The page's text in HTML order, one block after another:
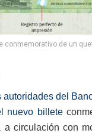
conmemorativo de un
autoridades del
nuevo billete
a circulación con